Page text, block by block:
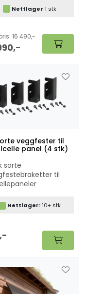
C5-M.
Nettlager 1 stk
16 490,-
veggfester til
panel (4 stk)
sorte
til
Nettlager:10+ stk